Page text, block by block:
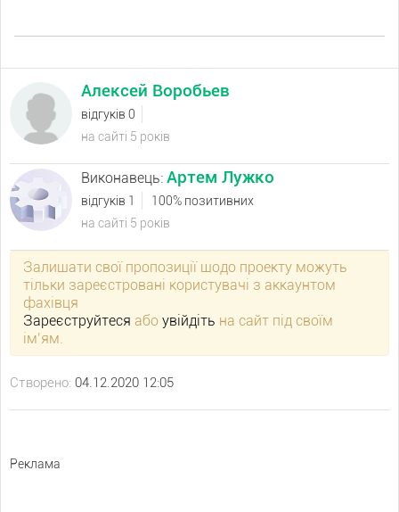
Алексей Воробьев
відгуків 0
на сайті 5 років
Виконавець: Артем Лужко
відгуків 1
100% позитивних
на сайті 5 років
Залишати свої пропозиції щодо проекту можуть
тільки зареєстровані користувачі з аккаунтом
фахівця
Зареєструйтеся або увійдіть на сайт під своїм
ім’ям.
Створено: 04.12.2020 12:05
Реклама